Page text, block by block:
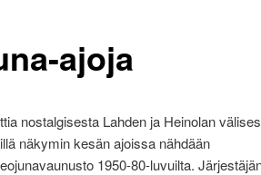
ajoja
nostalgisesta Lahden ja Heinolan
näkymin kesän ajoissa nähdään
1950-80-luvuilta.